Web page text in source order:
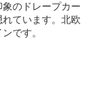
のドレープカー
ています。北欧
です。